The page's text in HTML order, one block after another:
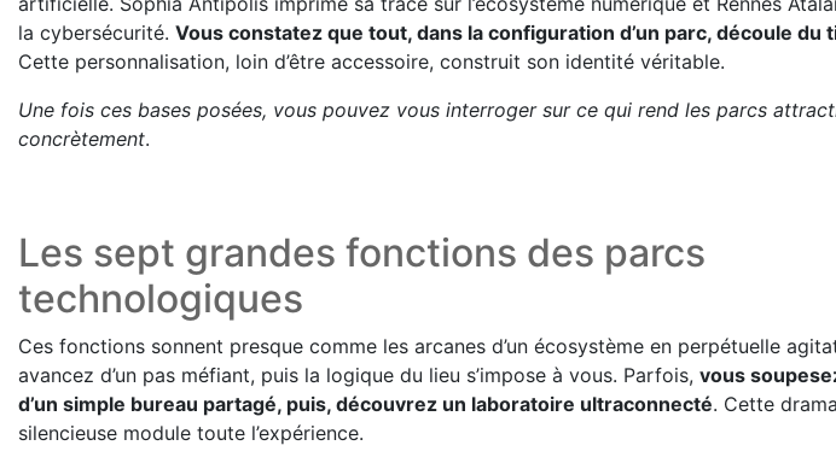
la cybersécurité. Vous constatez que tout, dans la configuration d’un parc, découle du
Cette personnalisation, loin d’être accessoire, construit son identité véritable.
Une fois ces bases posées, vous pouvez vous interroger sur ce qui rend les parcs
concrètement.
Les sept grandes fonctions des parcs
technologiques
Ces fonctions sonnent presque comme les arcanes d’un écosystème en perpétuelle
avancez d’un pas méfiant, puis la logique du lieu s’impose à vous. Parfois, vous
d’un simple bureau partagé, puis, découvrez un laboratoire ultraconnecté. Cette
silencieuse module toute l’expérience.